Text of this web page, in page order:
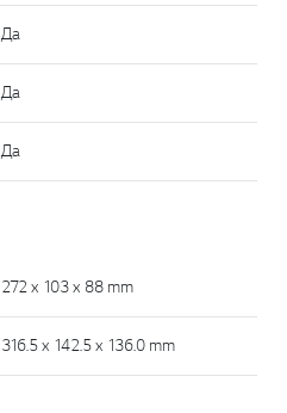
Да
Да
Да
272 x 103 x 88 mm
316.5 x 142.5 x 136.0 mm